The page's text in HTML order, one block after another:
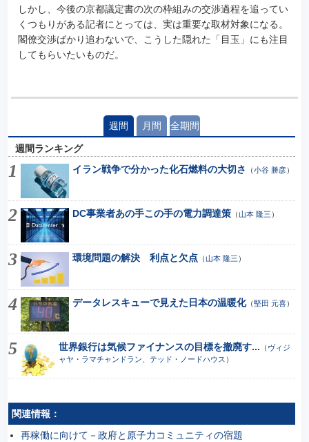
しかし、今後の京都議定書の次の枠組みの交渉過程を追ってい
くつもりがある記者にとっては、実は重要な取材対象になる。
閣僚交渉ばかり追わないで、こうした隠れた「目玉」にも注目
してもらいたいものだ。
週間 月間 全期間
週間ランキング
イラン戦争で分かった化石燃料の大切さ
（小谷 勝彦）
DC事業者あの手この手の電力調達策（山本 隆三 ）
環境問題の解決 利点と欠点 （山本 隆三 ）
データレスキューで見えた日本の温暖化（堅田 元喜）
世界銀行は気候ファイナンスの目標を撤廃す... （ ヴィジ
ャヤ・ラマチャンドラン、テッド・ノードハウス ）
関連情報：
再稼働に向けて－政府と原子力コミュニティの宿題